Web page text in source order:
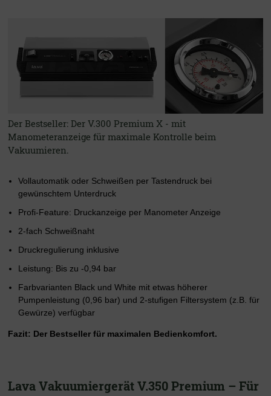
Der Bestseller: Der V.300 Premium X - mit
Manometeranzeige für maximale Kontrolle beim
Vakuumieren.
Vollautomatik oder Schweißen per Tastendruck bei
gewünschtem Unterdruck
Profi-Feature: Druckanzeige per Manometer Anzeige
2-fach Schweißnaht
Druckregulierung inklusive
Leistung: Bis zu -0,94 bar
Farbvarianten Black und White mit etwas höherer
Pumpenleistung (0,96 bar) und 2-stufigen Filtersystem (z.B. für
Gewürze) verfügbar
Fazit: Der Bestseller für maximalen Bedienkomfort.
Lava Vakuumiergerät V.350 Premium – Für